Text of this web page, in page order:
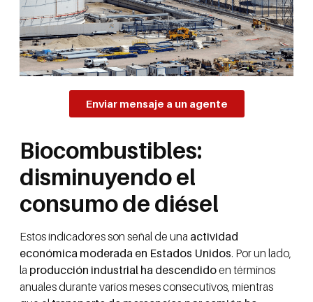
Enviar mensaje a un agente
Biocombustibles:
disminuyendo el
consumo de diésel
Estos indicadores son señal de una actividad
económica moderada en Estados Unidos. Por un lado,
la producción industrial ha descendidoen términos
anuales durante varios meses consecutivos, mientras